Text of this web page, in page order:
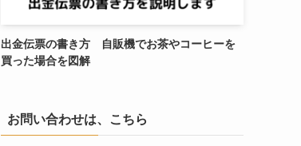
出金伝票の書き方 自販機でお茶やコーヒーを
買った場合を図解
お問い合わせは、こちら